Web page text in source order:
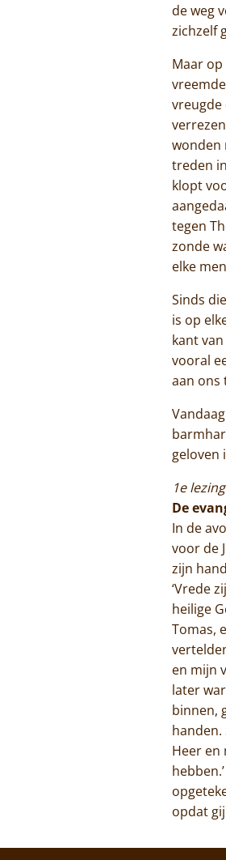
de weg
zichzelf
Maar
vreugde
wonden
treden
klopt
tegen
zonde
elke
Sinds
is op
kant
vooral
aan ons
geloven
1e
De
In de
voor de
zijn
‘Vrede
heilige
Tomas,
en mijn
later
binnen,
handen.
Heer en
opdat